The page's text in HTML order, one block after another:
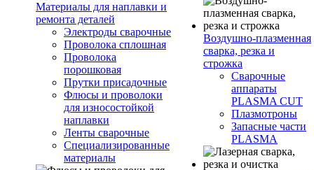
Материалы для наплавки и
ремонта деталей
Электроды сварочные
Проволока сплошная
Проволока
порошковая
Прутки присадочные
Флюсы и проволоки
для износостойкой
наплавки
Ленты сварочные
Специализированные
материалы
Воздушно-плазменная
сварка, резка и
строжка
Сварочные
аппараты
PLASMA CUT
Плазмотроны
Запасные части
PLASMA